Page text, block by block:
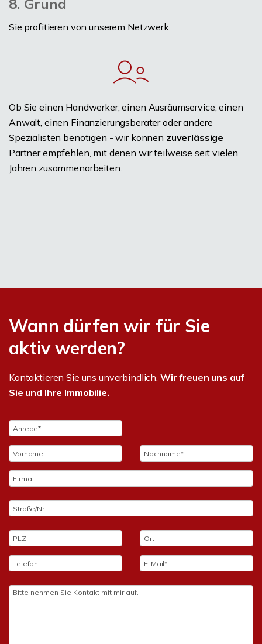
8. Grund
Sie profitieren von unserem Netzwerk
Ob Sie einen Handwerker, einen Ausräumservice, einen
Anwalt, einen Finanzierungsberater oder andere
Spezialisten benötigen - wir können zuverlässige
Partner empfehlen, mit denen wir teilweise seit vielen
Jahren zusammenarbeiten.
Wann dürfen wir für Sie
aktiv werden?
Kontaktieren Sie uns unverbindlich. Wir freuen uns auf
Sie und Ihre Immobilie.